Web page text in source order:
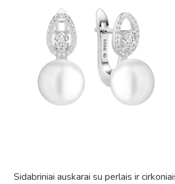
Sidabriniai auskarai su perlais ir